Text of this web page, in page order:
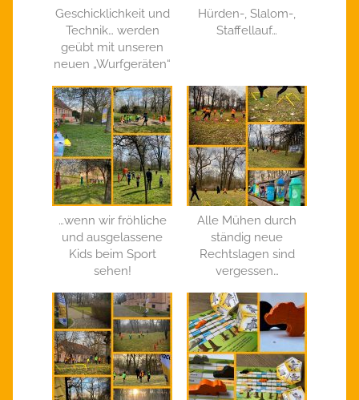
Geschicklichkeit und
Technik… werden
geübt mit unseren
neuen „Wurfgeräten“
Hürden-, Slalom-,
Staffellauf…
…wenn wir fröhliche
und ausgelassene
Kids beim Sport
sehen!
Alle Mühen durch
ständig neue
Rechtslagen sind
vergessen…